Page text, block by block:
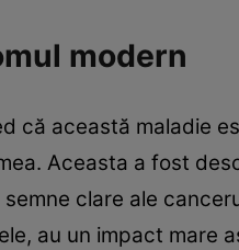
modern
că această maladie
Aceasta a fost
clare ale
au un impact mare